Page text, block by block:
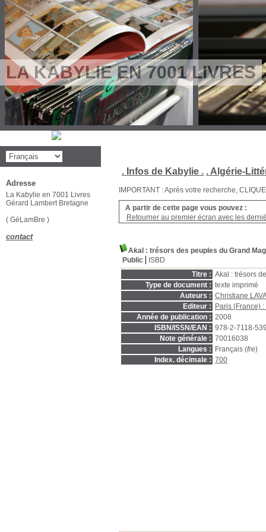
LA KABYLIE EN 7001 LIVRES
. Infos de Kabylie . . Algérie-
IMPORTANT : Après votre recherche,
A partir de cette page vous pouvez :
Retourner au premier écran avec les
Akal : trésors des peuples du Grand
Public
ISBD
Titre : Akal : trésors
Type de document : texte imprimé
Auteurs : Christiane
Editeur :
Paris (France)
Année de publication : 2008
ISBN/ISSN/EAN : 978-2-7118-
Note générale : 70016038
Langues :
Français (fre)
Index. décimale : 700
Adresse
La Kabylie en 7001 Livres
Gérard Lambert Bretagne
( GéLamBre )
contact